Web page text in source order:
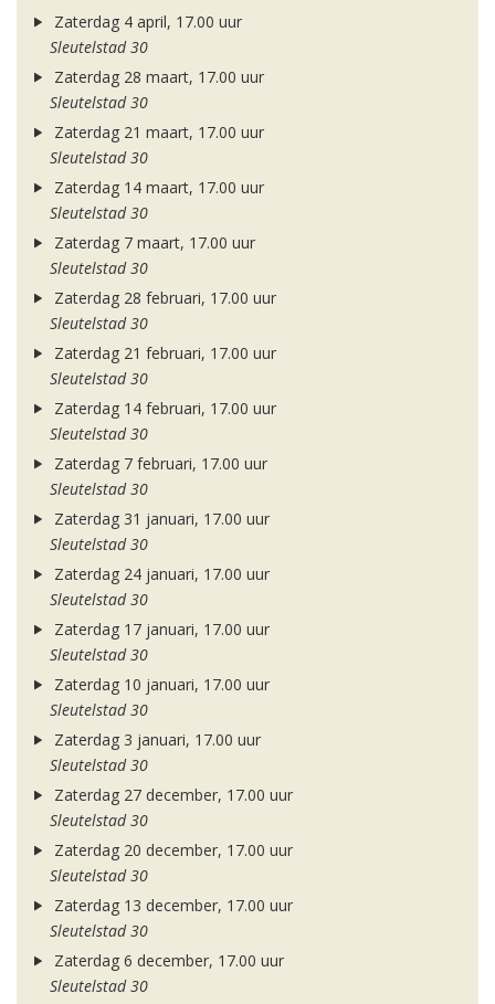
Zaterdag 4 april, 17.00 uur
Sleutelstad 30
Zaterdag 28 maart, 17.00 uur
Sleutelstad 30
Zaterdag 21 maart, 17.00 uur
Sleutelstad 30
Zaterdag 14 maart, 17.00 uur
Sleutelstad 30
Zaterdag 7 maart, 17.00 uur
Sleutelstad 30
Zaterdag 28 februari, 17.00 uur
Sleutelstad 30
Zaterdag 21 februari, 17.00 uur
Sleutelstad 30
Zaterdag 14 februari, 17.00 uur
Sleutelstad 30
Zaterdag 7 februari, 17.00 uur
Sleutelstad 30
Zaterdag 31 januari, 17.00 uur
Sleutelstad 30
Zaterdag 24 januari, 17.00 uur
Sleutelstad 30
Zaterdag 17 januari, 17.00 uur
Sleutelstad 30
Zaterdag 10 januari, 17.00 uur
Sleutelstad 30
Zaterdag 3 januari, 17.00 uur
Sleutelstad 30
Zaterdag 27 december, 17.00 uur
Sleutelstad 30
Zaterdag 20 december, 17.00 uur
Sleutelstad 30
Zaterdag 13 december, 17.00 uur
Sleutelstad 30
Zaterdag 6 december, 17.00 uur
Sleutelstad 30